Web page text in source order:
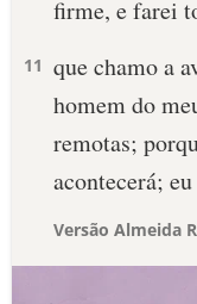
firme, e farei
11 que chamo a
homem do
remotas;
acontecerá;
Versão Almeida